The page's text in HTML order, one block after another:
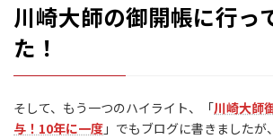
川崎大師の御開帳に行っ
た！
そして、もう一つのハイライト、「川崎大師
与！10年に一度 」でもブログに書きましたが